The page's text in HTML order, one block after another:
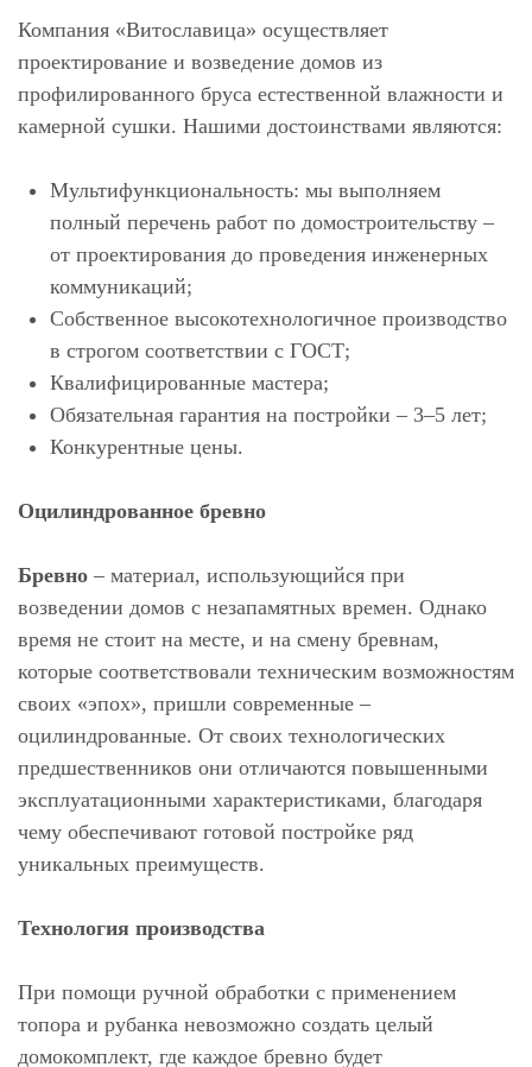
Компания «Витославица» осуществляет
проектирование и возведение домов из
профилированного бруса естественной влажности и
камерной сушки. Нашими достоинствами являются:
Мультифункциональность: мы выполняем
полный перечень работ по домостроительству –
от проектирования до проведения инженерных
коммуникаций;
Собственное высокотехнологичное производство
в строгом соответствии с ГОСТ;
Квалифицированные мастера;
Обязательная гарантия на постройки – 3–5 лет;
Конкурентные цены.
Оцилиндрованное бревно
Бревно – материал, использующийся при
возведении домов с незапамятных времен. Однако
время не стоит на месте, и на смену бревнам,
которые соответствовали техническим возможностям
своих «эпох», пришли современные –
оцилиндрованные. От своих технологических
предшественников они отличаются повышенными
эксплуатационными характеристиками, благодаря
чему обеспечивают готовой постройке ряд
уникальных преимуществ.
Технология производства
При помощи ручной обработки с применением
топора и рубанка невозможно создать целый
домокомплект, где каждое бревно будет